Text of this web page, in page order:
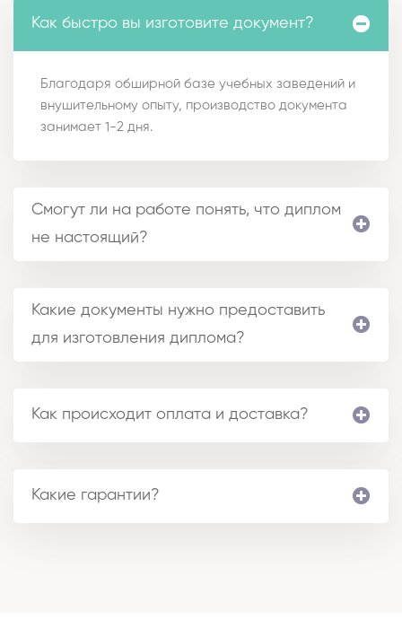
Как быстро вы изготовите документ?
Благодаря обширной базе учебных заведений и
внушительному опыту, производство документа
занимает 1-2 дня.
Смогут ли на работе понять, что диплом
не настоящий?
Какие документы нужно предоставить
для изготовления диплома?
Как происходит оплата и доставка?
Какие гарантии?